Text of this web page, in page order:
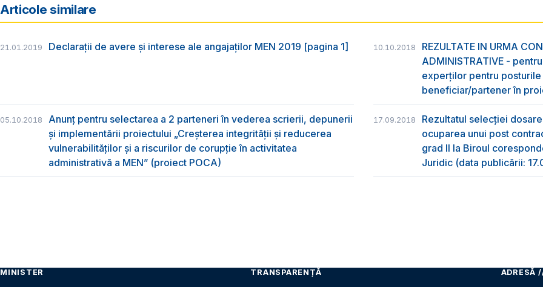
Articole similare
21.01.2019 Declarații de avere și interese ale angajaților MEN 2019 [pagina 1] 10.10.2018
REZULTATE IN URMA
ADMINISTRATIVE -
experților pentru
beneficiar/partener în
05.10.2018
Anunț pentru selectarea a 2 parteneri în vederea scrierii, depunerii
și implementării proiectului „Creșterea integrității și reducerea
vulnerabilităților și a riscurilor de corupție în activitatea
administrativă a MEN” (proiect POCA)
17.09.2018
Rezultatul selecției
ocuparea unui post
grad II la Biroul
Juridic (data publicării:
MINISTER TRANSPARENȚĂ ADRESĂ